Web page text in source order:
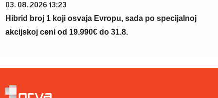
03. 08. 2026 13:23
Hibrid broj 1 koji osvaja Evropu, sada po specijalnoj
akcijskoj ceni od 19.990€ do 31.8.